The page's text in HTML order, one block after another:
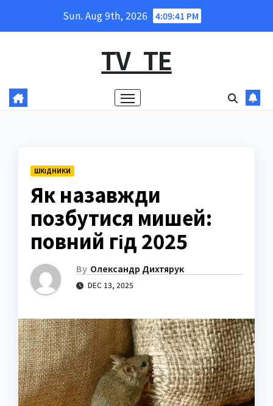
Sun. Aug 9th, 2026 4:09:42 PM
TV_TE
ШКІДНИКИ
Як назавжди
позбутися мишей:
повний гід 2025
By Олександр Дихтярук
DEC 13, 2025